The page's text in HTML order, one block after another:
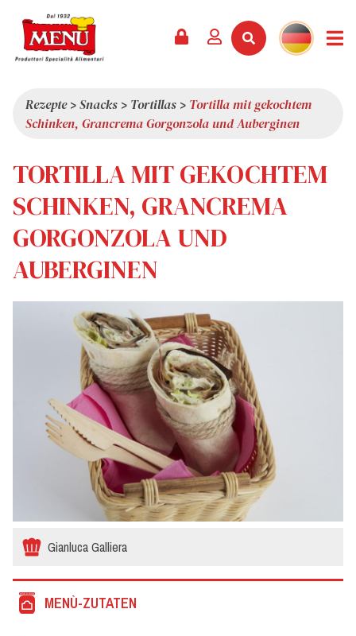
KATALOG
SERVICES
NEUHEITEN
PRÄMIEN
PRESSESCHAU
ÜBER UNS
QUALITÄT
WERTE
INTERESSANTES
SHOWROOM
ARBEITEN SIE MIT UNS
Rezepte>Snacks > Tortillas > Tortilla mit gekochtem
Schinken, Grancrema Gorgonzola und Auberginen
TORTILLA MIT GEKOCHTEM
SCHINKEN, GRANCREMA
GORGONZOLA UND
AUBERGINEN
Gianluca Galliera
MENÙ-ZUTATEN